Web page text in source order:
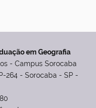
em Geografia
- Campus Sorocaba
264 - Sorocaba - SP -